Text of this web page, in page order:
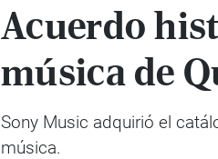
Acuerdo
música de
Sony Music adquirió el
música.